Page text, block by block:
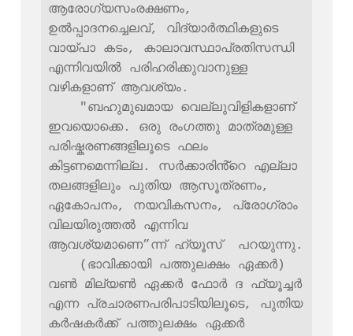
ആരോഗ്യസംരക്ഷണം,
ഉൽപ്പാദനച്ചെലവ്, വിദ്യാർത്ഥികളുടെ
വായ്പാ കടം, കാലാവസ്ഥാപ്രതിസന്ധി
എന്നിവയില്‍ പരിഹരിക്കുവാനുള്ള
വഴികളാണ് ആവശ്യം.
ഇവയൊക്കെ. ഒരു രംഗത്തു മാത്രമുള്ള
പരിഷ്കരണങ്ങളിലൂടെ ഫലം
കിട്ടണമെന്നില്ല. സർക്കാരിൻ്റെ എല്ലാ
തലങ്ങളിലും പുതിയ ആസൂത്രണം,
ഏകോപനം, നയവികസനം, പ്രോഗ്രാം
വിലയിരുത്തല്‍ എന്നിവ
ആവശ്യമാണെ”ന്ന് ഹ്യൂസ്  പറയുന്നു.
വൺ മില്യൺ ഏക്കർ ഫോർ ദ ഫ്യൂച്ചർ
എന്ന പ്രചാരണപരിപാടിയിലൂടെ, പുതിയ
കർഷകർക്ക് പത്തുലക്ഷം ഏക്കർ